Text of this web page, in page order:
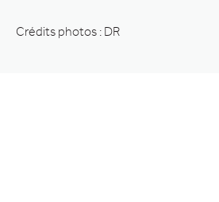
Crédits photos : DR